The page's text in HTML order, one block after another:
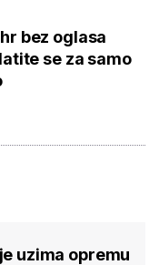
bez oglasa
se za samo
uzima opremu